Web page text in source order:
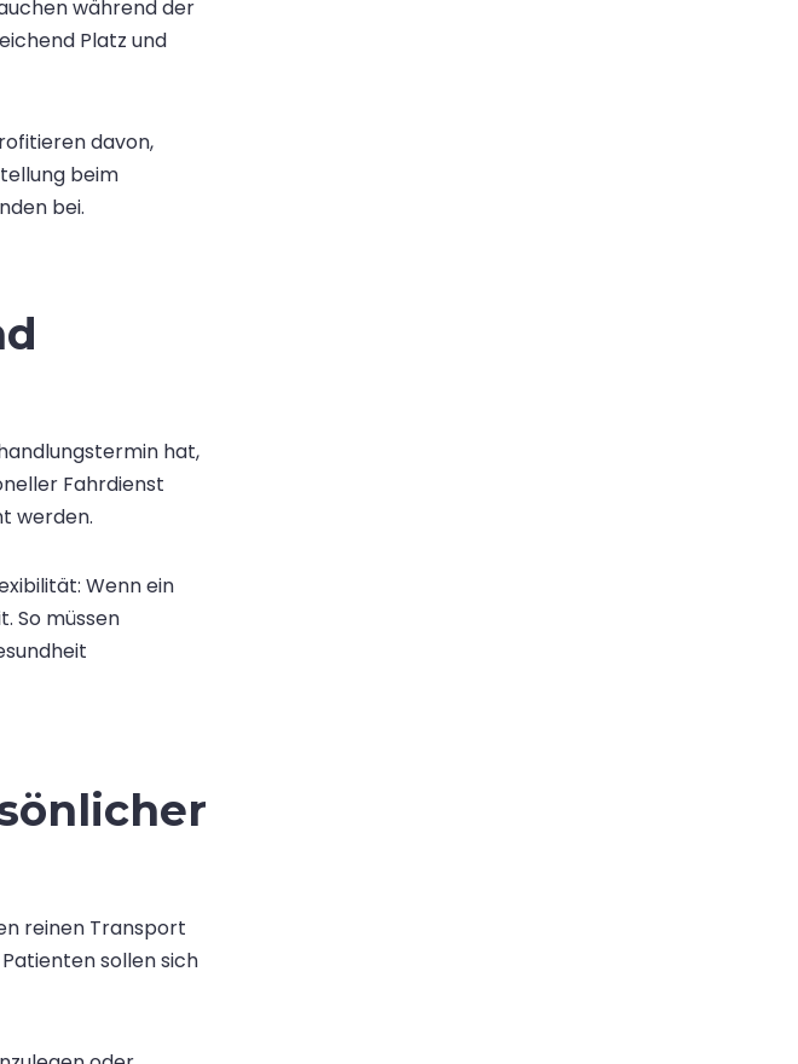
während der
Platz und
davon,
beim
bei.
hat,
Fahrdienst
werden.
Wenn ein
So müssen
reinen Transport
sollen sich